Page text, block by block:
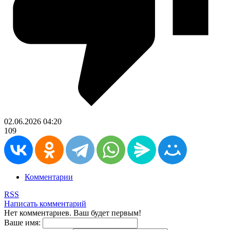
02.06.2026 04:20
109
Комментарии
RSS
Написать комментарий
Нет комментариев. Ваш будет первым!
Ваше имя: